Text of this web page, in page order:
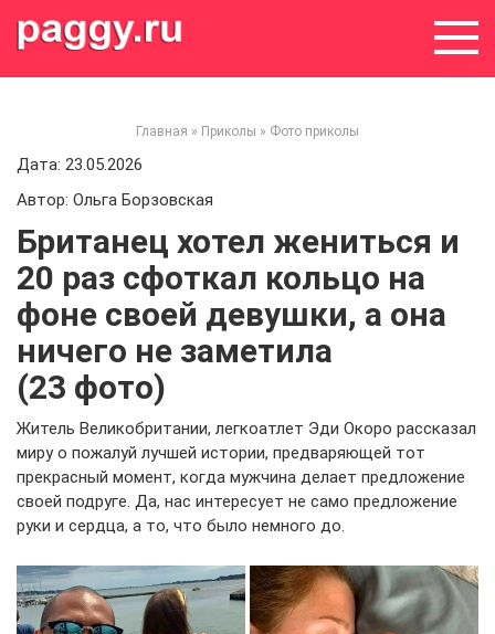
Главная » Приколы » Фото приколы
Дата: 23.05.2026
Автор: Ольга Борзовская
Британец хотел жениться и
20 раз сфоткал кольцо на
фоне своей девушки, а она
ничего не заметила
(23 фото)
Житель Великобритании, легкоатлет Эди Окоро рассказал
миру о пожалуй лучшей истории, предваряющей тот
прекрасный момент, когда мужчина делает предложение
своей подруге. Да, нас интересует не само предложение
руки и сердца, а то, что было немного до.